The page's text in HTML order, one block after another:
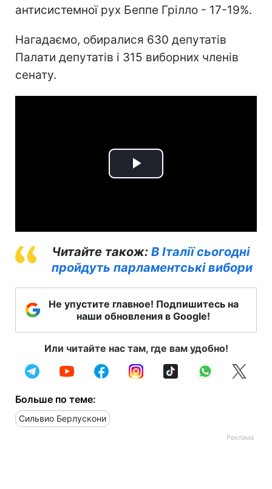
антисистемної рух Беппе Грілло - 17-19%.
Нагадаємо, обиралися 630 депутатів
Палати депутатів і 315 виборних членів
сенату.
Play
Читайте також: В Італії сьогодні
пройдуть парламентські вибори
Не упустите главное! Подпишитесь на
наши обновления в Google!
Или читайте нас там, где вам удобно!
Больше по теме:
Сильвио Берлускони